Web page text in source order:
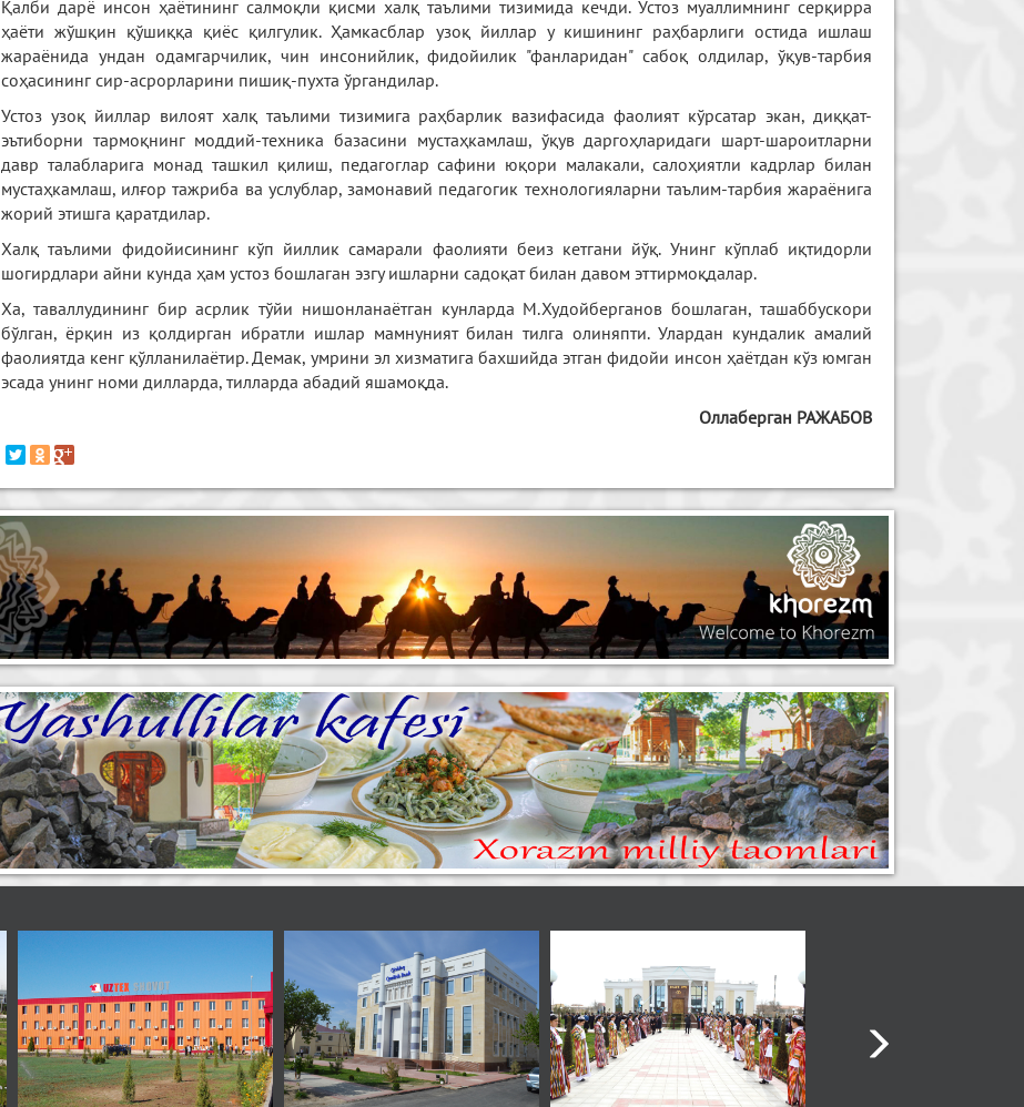
Қалби дарё инсон ҳаётининг салмоқли қисми халқ таълими тизимида кечди. Устоз муаллимнинг серқирра
ҳаёти жўшқин қўшиққа қиёс қилгулик. Ҳамкасблар узоқ йиллар у кишининг раҳбарлиги остида ишлаш
жараёнида ундан одамгарчилик, чин инсонийлик, фидойилик "фанларидан" сабоқ олдилар, ўқув-тарбия
соҳасининг сир-асрорларини пишиқ-пухта ўргандилар.
Устоз узоқ йиллар вилоят халқ таълими тизимига раҳбарлик вазифасида фаолият кўрсатар экан, диққат-
эътиборни тармоқнинг моддий-техника базасини мустаҳкамлаш, ўқув даргоҳларидаги шарт-шароитларни
давр талабларига монад ташкил қилиш, педагоглар сафини юқори малакали, салоҳиятли кадрлар билан
мустаҳкамлаш, илғор тажриба ва услублар, замонавий педагогик технологияларни таълим-тарбия жараёнига
жорий этишга қаратдилар.
Халқ таълими фидойисининг кўп йиллик самарали фаолияти беиз кетгани йўқ. Унинг кўплаб иқтидорли
шогирдлари айни кунда ҳам устоз бошлаган эзгу ишларни садоқат билан давом эттирмоқдалар.
Ха, таваллудининг бир асрлик тўйи нишонланаётган кунларда М.Худойберганов бошлаган, ташаббускори
бўлган, ёрқин из қолдирган ибратли ишлар мамнуният билан тилга олиняпти. Улардан кундалик амалий
фаолиятда кенг қўлланилаётир. Демак, умрини эл хизматига бахшийда этган фидойи инсон ҳаётдан кўз юмган
эсада унинг номи дилларда, тилларда абадий яшамоқда.
Оллаберган РАЖАБОВ